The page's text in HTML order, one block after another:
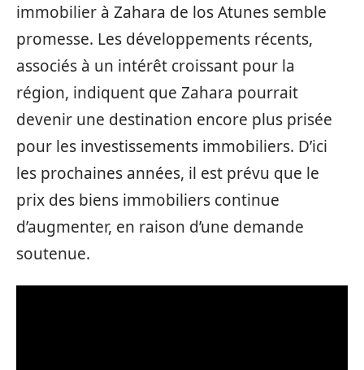
immobilier à Zahara de los Atunes semble
promesse. Les développements récents,
associés à un intérêt croissant pour la
région, indiquent que Zahara pourrait
devenir une destination encore plus prisée
pour les investissements immobiliers. D’ici
les prochaines années, il est prévu que le
prix des biens immobiliers continue
d’augmenter, en raison d’une demande
soutenue.